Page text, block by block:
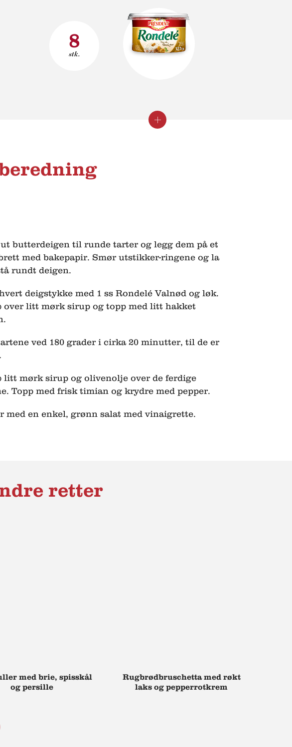
8
stk.
Se
Lukk
butterdeigen til runde tarter og legg dem på et
med bakepapir. Smør utstikker-ringene og la
rundt deigen.
deigstykke med 1 ss Rondelé Valnød og løk.
over litt mørk sirup og topp med litt hakket
ved 180 grader i cirka 20 minutter, til de er
litt mørk sirup og olivenolje over de ferdige
Topp med frisk timian og krydre med pepper.
med en enkel, grønn salat med vinaigrette.
retter
med brie, spisskål
og persille
Rugbrødbruschetta med røkt
laks og pepperrotkrem